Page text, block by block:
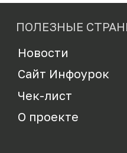
Новости
Сайт Инфоурок
Чек-лист
О проекте
ПОЛЕЗНЫЕ